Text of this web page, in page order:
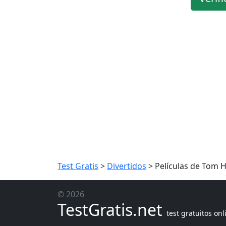
Test Gratis > Divertidos > Películas de Tom
© 2026
TestGratis.net test gratuitos